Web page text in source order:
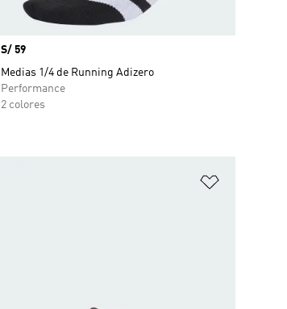
Precio
S/ 59
Medias 1/4 de Running Adizero
Performance
2 colores